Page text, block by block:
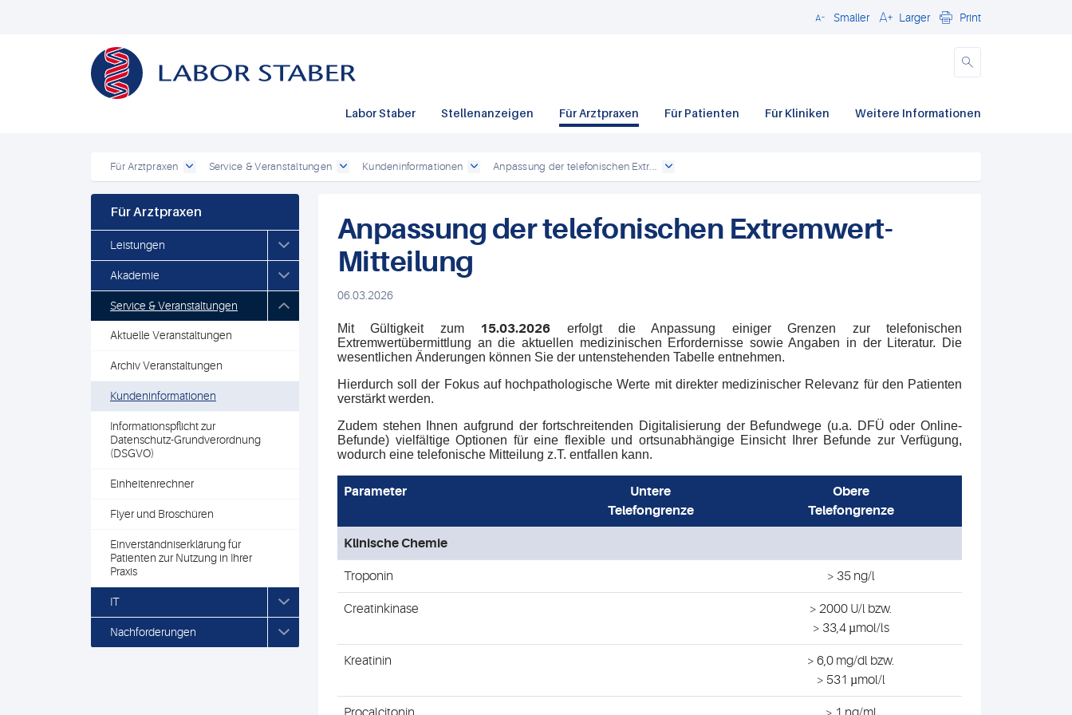
SchließenSmaller Larger Print
Labor Staber Stellenanzeigen Für Arztpraxen Für Patienten Für Kliniken Weitere Informationen
Für Arztpraxen Service & Veranstaltungen Kundeninformationen Anpassung der telefonischen Extr...
Für Arztpraxen
Leistungen
Akademie
Service & Veranstaltungen
Aktuelle Veranstaltungen
Archiv Veranstaltungen
Kundeninformationen
Informationspflicht zur
Datenschutz-Grundverordnung
(DSGVO)
Einheitenrechner
Flyer und Broschüren
Einverständniserklärung für
Patienten zur Nutzung in Ihrer
Praxis
IT
Nachforderungen
Anpassung der telefonischen Extremwert-
Mitteilung
06.03.2026
Mit Gültigkeit zum 15.03.2026 erfolgt die Anpassung einiger Grenzen zur telefonischen
Extremwertübermittlung an die aktuellen medizinischen Erfordernisse sowie Angaben in der Literatur. Die
wesentlichen Änderungen können Sie der untenstehenden Tabelle entnehmen.
Hierdurch soll der Fokus auf hochpathologische Werte mit direkter medizinischer Relevanz für den Patienten
verstärkt werden.
Zudem stehen Ihnen aufgrund der fortschreitenden Digitalisierung der Befundwege (u.a. DFÜ oder Online-
Befunde) vielfältige Optionen für eine flexible und ortsunabhängige Einsicht Ihrer Befunde zur Verfügung,
wodurch eine telefonische Mitteilung z.T. entfallen kann.
Parameter
Untere
Telefongrenze
Obere
Telefongrenze
Klinische Chemie
Troponin > 35 ng/l
Creatinkinase
> 2000 U/l bzw.
> 33,4 µmol/ls
Kreatinin
> 6,0 mg/dl bzw.
> 531 µmol/l